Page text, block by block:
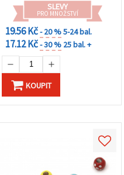
SLEVY
PRO MNOŽSTVÍ
19.56 Kč- 20 %5-24 bal.
17.12 Kč- 30 % 25 bal. +
KOUPIT